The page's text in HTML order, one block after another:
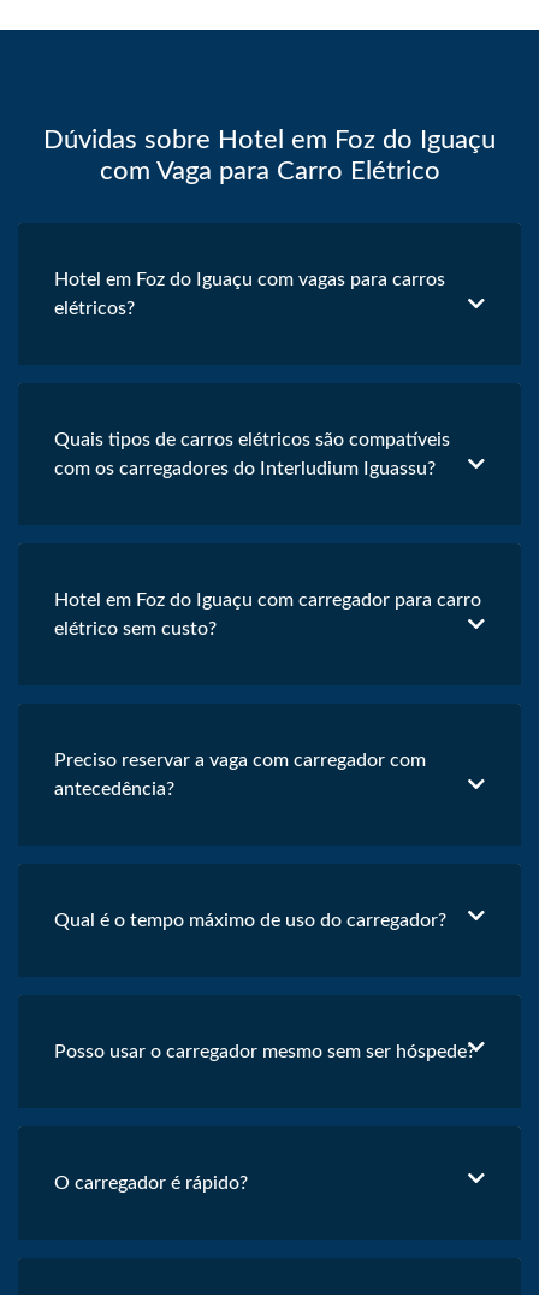
Dúvidas sobre Hotel em Foz do Iguaçu
com Vaga para Carro Elétrico
Hotel em Foz do Iguaçu com vagas para carros
elétricos?
Quais tipos de carros elétricos são compatíveis
com os carregadores do Interludium Iguassu?
Hotel em Foz do Iguaçu com carregador para carro
elétrico sem custo?
Preciso reservar a vaga com carregador com
antecedência?
Qual é o tempo máximo de uso do carregador?
Posso usar o carregador mesmo sem ser hóspede?
O carregador é rápido?